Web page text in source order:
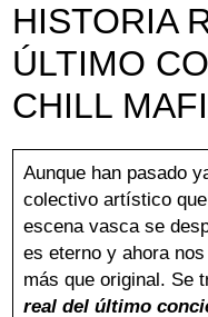
ES
Aviso Legal Política de
HISTORIA
ÚLTIMO
CHILL
Aunque han pasado
colectivo artístico
escena vasca se
es eterno y ahora
más que original. Se
real del último